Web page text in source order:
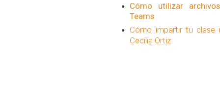
Cómo utilizar
Teams
Cómo impartir tu clase
Cecilia Ortiz